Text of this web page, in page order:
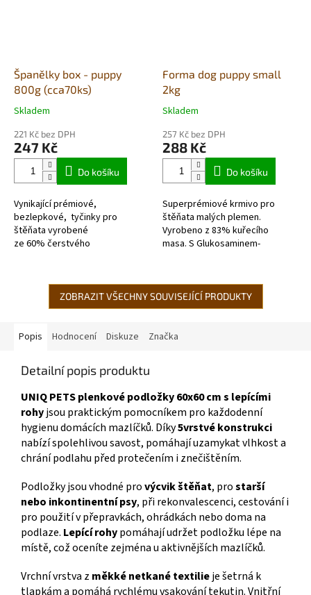
Španělky box - puppy
800g (cca70ks)
Průměrné
produktu
je
hvězdiček.
Skladem
221 Kč bez DPH
247 Kč
Do košíku
Vynikající prémiové,
bezlepkové, tyčinky pro
štěňata vyrobené
ze 60% čerstvého
Forma dog puppy small
2kg
Průměrné
produktu
je
hvězdiček.
Skladem
257 Kč bez DPH
288 Kč
Do košíku
Superprémiové krmivo pro
štěňata malých plemen.
Vyrobeno z 83% kuřecího
masa. S Glukosaminem-
kyselin Omega 3, pro...
ZOBRAZIT VŠECHNY SOUVISEJÍCÍ PRODUKTY
Popis Hodnocení Diskuze Značka
Detailní popis produktu
UNIQ PETS plenkové podložky 60x60 cm s lepícími
rohyjsou praktickým pomocníkem pro každodenní
hygienu domácích mazlíčků. Díky5vrstvé konstrukci
nabízí spolehlivou savost, pomáhají uzamykat vlhkost a
chrání podlahu před protečením i znečištěním.
Podložky jsou vhodné provýcvik štěňat, prostarší
nebo inkontinentní psy, při rekonvalescenci, cestování i
pro použití v přepravkách, ohrádkách nebo doma na
podlaze. Lepící rohypomáhají udržet podložku lépe na
místě, což oceníte zejména u aktivnějších mazlíčků.
Vrchní vrstva z měkké netkané textilieje šetrná k
tlapkám a pomáhá rychlému vsakování tekutin. Vnitřní